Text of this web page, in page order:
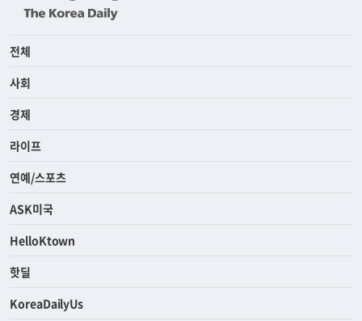
전체
사회
경제
라이프
연예/스포츠
ASK미국
HelloKtown
핫딜
KoreaDailyUs